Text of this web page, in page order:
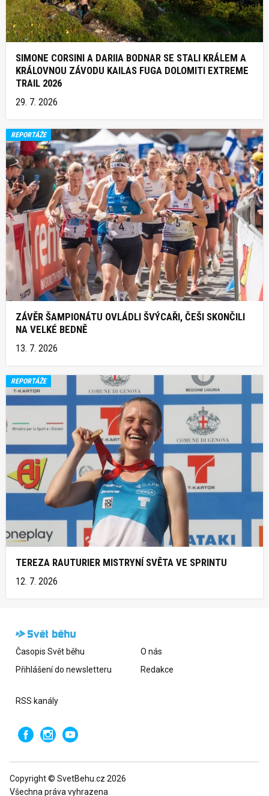
SIMONE CORSINI A DARIIA BODNAR SE STALI KRÁLEM A
KRÁLOVNOU ZÁVODU KAILAS FUGA DOLOMITI EXTREME
TRAIL 2026
29. 7. 2026
REPORTÁŽE
ZÁVĚR ŠAMPIONÁTU OVLÁDLI ŠVÝCAŘI, ČEŠI SKONČILI
NA VELKÉ BEDNĚ
13. 7. 2026
REPORTÁŽE
TEREZA RAUTURIER MISTRYNÍ SVĚTA VE SPRINTU
12. 7. 2026
Časopis Svět běhu
Přihlášení do newsletteru
O nás
Redakce
RSS kanály
Copyright © SvetBehu.cz 2026
Všechna práva vyhrazena